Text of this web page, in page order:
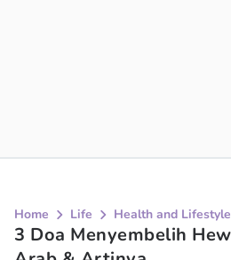
Home Life Health and Lifestyle
3 Doa Menyembelih